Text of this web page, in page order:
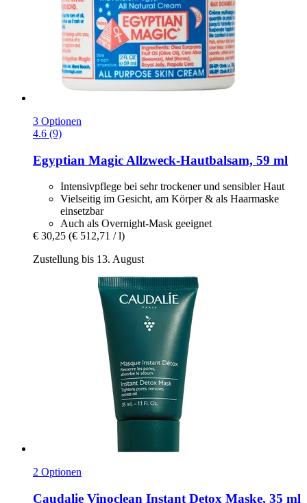
3 Optionen
4.6 (9)
Egyptian Magic Allzweck-​Hautbalsam, 59 ml
Intensivpflege bei sehr trockener und sensibler Haut
Vielseitig im Gesicht, am Körper & als Haarmaske
einsetzbar
Auch als Overnight-Mask geeignet
€ 30,25 (€ 512,71 / l)
Zustellung bis 13. August
2 Optionen
Caudalie Vinoclean Instant Detox Maske, 35 ml